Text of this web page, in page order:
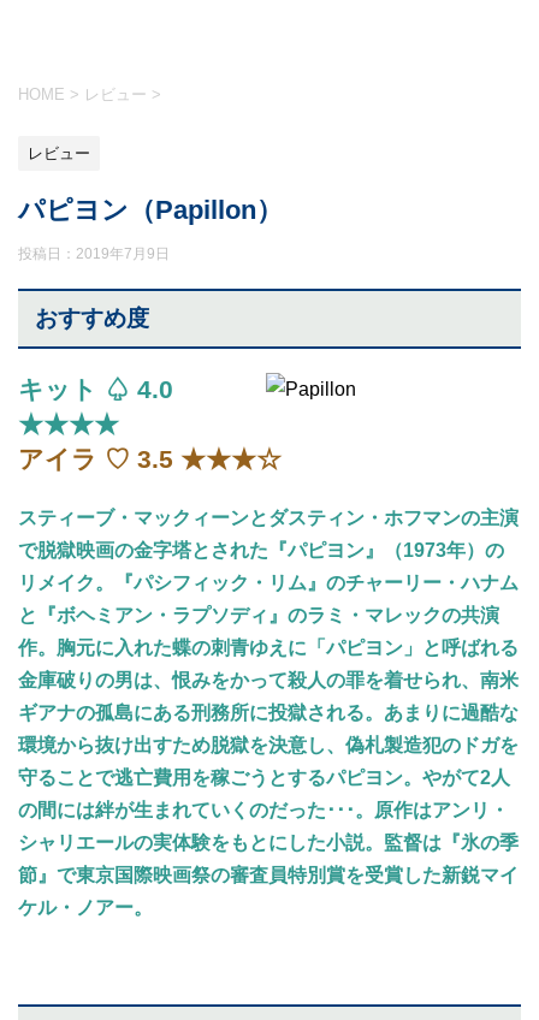
HOME > レビュー >
レビュー
パピヨン（Papillon）
投稿日： 2019年7月9日
おすすめ度
キット ♤ 4.0
★★★★
アイラ ♡ 3.5 ★★★☆
スティーブ・マックィーンとダスティン・ホフマンの主演
で脱獄映画の金字塔とされた『パピヨン』（1973年）の
リメイク。『パシフィック・リム』のチャーリー・ハナム
と『ボヘミアン・ラプソディ』のラミ・マレックの共演
作。胸元に入れた蝶の刺青ゆえに「パピヨン」と呼ばれる
金庫破りの男は、恨みをかって殺人の罪を着せられ、南米
ギアナの孤島にある刑務所に投獄される。あまりに過酷な
環境から抜け出すため脱獄を決意し、偽札製造犯のドガを
守ることで逃亡費用を稼ごうとするパピヨン。やがて2人
の間には絆が生まれていくのだった･･･。原作はアンリ・
シャリエールの実体験をもとにした小説。監督は『氷の季
節』で東京国際映画祭の審査員特別賞を受賞した新鋭マイ
ケル・ノアー。